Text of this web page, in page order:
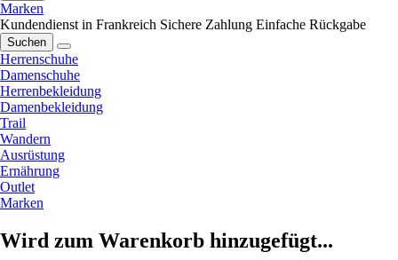
Marken
Kundendienst in Frankreich Sichere Zahlung Einfache Rückgabe
Suchen
Herrenschuhe
Damenschuhe
Herrenbekleidung
Damenbekleidung
Trail
Wandern
Ausrüstung
Ernährung
Outlet
Marken
Wird zum Warenkorb hinzugefügt...